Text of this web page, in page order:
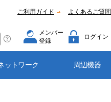
ご利用ガイド よくあるご質問
メンバー
登録
ログイン
ットワーク 周辺機器